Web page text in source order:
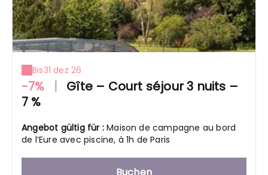
Bis31 dez 26
-7% |
Gîte – Court séjour 3 nuits –
7 %
Angebot gültig für :Maison de campagne au bord
de l’Eure avec piscine, à 1h de Paris
Buchen